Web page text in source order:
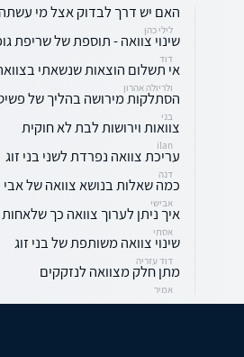
האם יש דרך לבדוק אצל מי
לילי כהן
שינוי צוואה - תוספת של שריפת
דוד
אי תשלום הוצאות שנשאתי
ולריולה אהרון
הסתלקות מירושה בהליך של
בני
צוואות וירושות לבת לא חוקית
ilan
עריכת צוואה נפרדת לשני בני זוג
דנה
כמה שאלות בנושא צוואה של אבי
אבישי
איך ניתן לערוך צוואה כך
אסתי
שינוי צוואה משותפת של בני זוג
דוד עזריה
מתן חלק מצוואה לנזקקים
אמיר